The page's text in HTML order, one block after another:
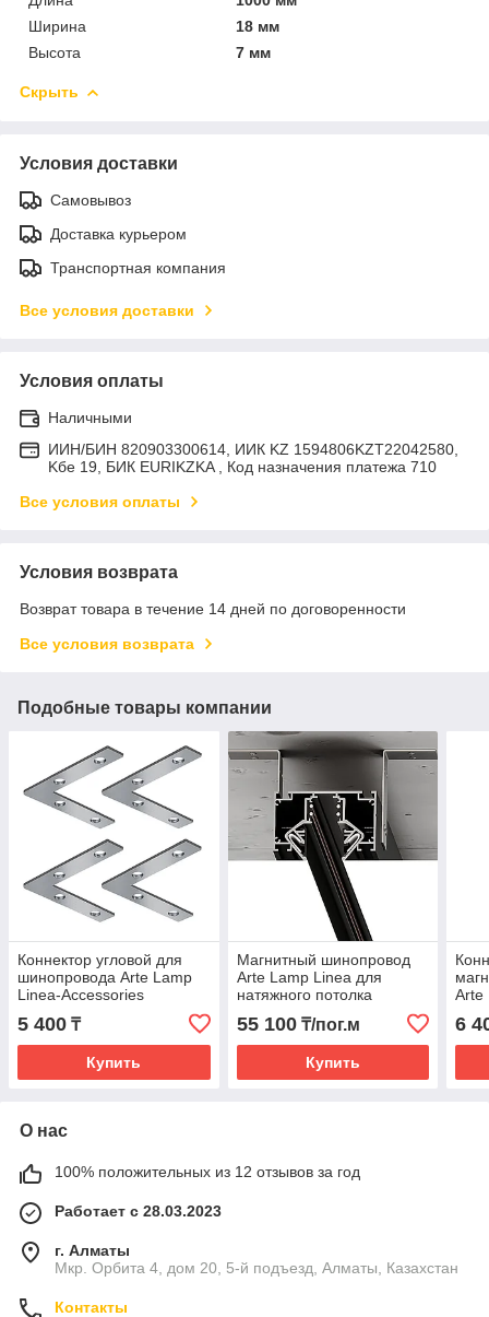
Ширина
18 мм
Высота
7 мм
Скрыть
Условия доставки
Самовывоз
Доставка курьером
Транспортная компания
Все условия доставки
Условия оплаты
Наличными
ИИН/БИН 820903300614, ИИК KZ 1594806KZT22042580,
Kбе 19, БИК EURIKZKA , Код назначения платежа 710
Все условия оплаты
Условия возврата
Возврат товара в течение 14 дней по договоренности
Все условия возврата
Подобные товары компании
Коннектор угловой для
шинопровода Arte Lamp
Linea-Accessories
5 400 ₸
Купить
Магнитный шинопровод
Arte Lamp Linea для
натяжного потолка
55 100₸/пог.м
Купить
Arte
6
О нас
100% положительных из 12 отзывов за год
Работает с 28.03.2023
г. Алматы
Мкр. Орбита 4, дом 20, 5-й подъезд, Алматы, Казахстан
Контакты